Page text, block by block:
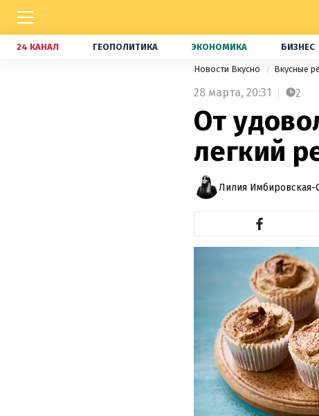
24 КАНАЛ ГЕОПОЛИТИКА ЭКОНОМИКА БИЗНЕС
Новости Вкусно Вкусные
28 марта, 20:31 2
От
легкий
Лилия Имбировская-